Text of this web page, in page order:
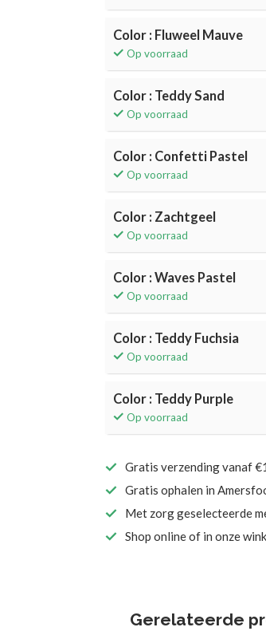
Color : Fluweel Mauve
Op voorraad
Color : Teddy Sand
Op voorraad
Color : Confetti Pastel
Op voorraad
Color : Zachtgeel
Op voorraad
Color : Waves Pastel
Op voorraad
Color : Teddy Fuchsia
Op voorraad
Color : Teddy Purple
Op voorraad
Gratis verzending vanaf
Gratis ophalen in
Met zorg geselecteerde
Shop online of in onze
Gerelateerde